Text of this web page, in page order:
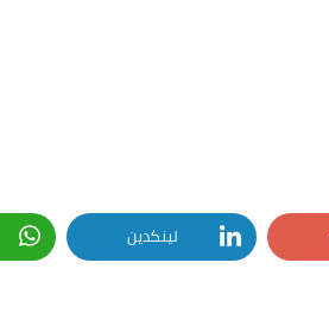
لينكدين